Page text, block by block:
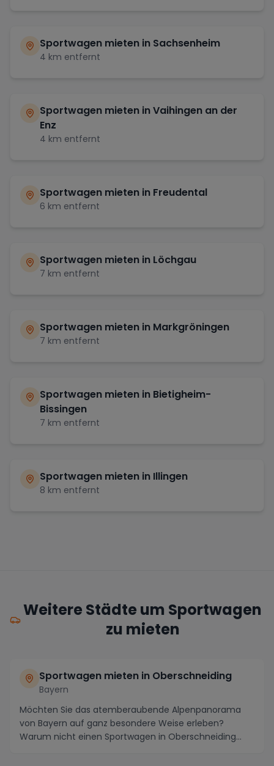
Sportwagen mieten in Sachsenheim
4 km entfernt
Sportwagen mieten inVaihingen an der
Enz
4 km entfernt
Sportwagen mieten in Freudental
6 km entfernt
Sportwagen mieten in Löchgau
7 km entfernt
Sportwagen mieten in Markgröningen
7 km entfernt
Sportwagen mieten in Bietigheim-
Bissingen
7 km entfernt
Sportwagen mieten in Illingen
8 km entfernt
Weitere Städte um Sportwagen
zu mieten
Sportwagen mieten in Oberschneiding
Bayern
Möchten Sie das atemberaubende Alpenpanorama
von Bayern auf ganz besondere Weise erleben?
Warum nicht einen Sportwagen in Oberschneiding